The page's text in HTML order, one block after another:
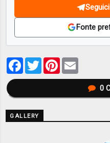
Fonte
Facebook
TwitterPinterest
0
GALLERY